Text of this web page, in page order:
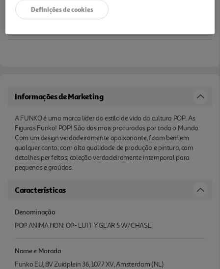
Informações de Marketing
A FUNKO é uma marca líder do estilo de vida da cultura POP. As
Figuras Funko! POP! São das mais procuradas por todo o Mundo.
Com um design verdadeiramente apaixonante, ficam bem em
qualquer canto; com alta qualidade de produção e pintura, com
detalhes per feitos; coleção verdadeiramente intemporal para
pequenos e graúdos.
Características
Denominação
POP ANIMATION: OP- LUFFY GEAR 5 W/CHASE
Nome e Morada
Funko EU, BV Zuidplein 36, 1077 XV, Amsterdam (NL)
Definições de cookies